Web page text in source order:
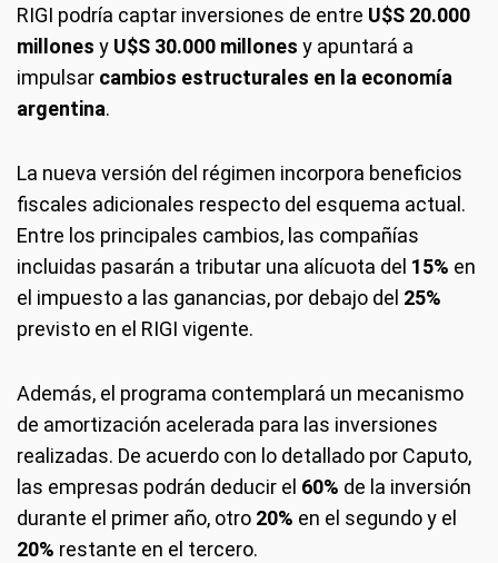
RIGI podría captar inversiones de entre U$S 20.000
millones y U$S 30.000 millones y apuntará a
impulsar cambios estructurales en la economía
argentina.
La nueva versión del régimen incorpora beneficios
fiscales adicionales respecto del esquema actual.
Entre los principales cambios, las compañías
incluidas pasarán a tributar una alícuota del 15% en
el impuesto a las ganancias, por debajo del 25%
previsto en el RIGI vigente.
Además, el programa contemplará un mecanismo
de amortización acelerada para las inversiones
realizadas. De acuerdo con lo detallado por Caputo,
las empresas podrán deducir el 60% de la inversión
durante el primer año, otro 20% en el segundo y el
20% restante en el tercero.